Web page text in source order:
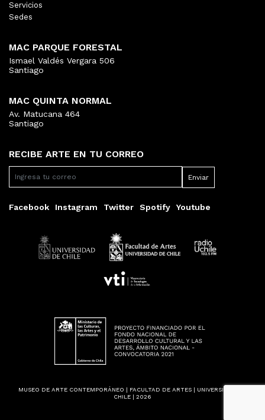
RECIBE ARTE EN TU CORREO
Facebook Instagram Twitter Spotify Youtube
Servicios
Sedes
MAC PARQUE FORESTAL
Ismael Valdés Vergara 506
Santiago
MAC QUINTA NORMAL
Av. Matucana 464
Santiago
MUSEO DE ARTE CONTEMPORÁNEO | FACULTAD DE ARTES | UNIVERSIDAD DE
CHILE | 2026